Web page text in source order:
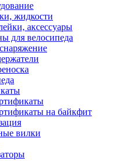
жидкости
аксессуары
для велосипеда
на байкфит
вилки